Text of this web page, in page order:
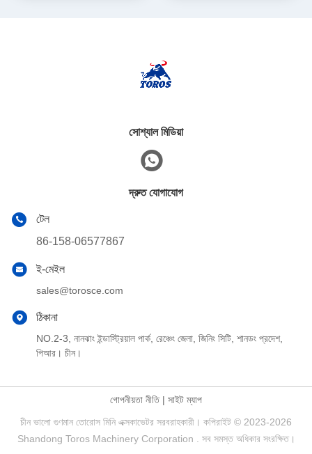
সোশ্যাল মিডিয়া
দ্রুত যোগাযোগ
টেল
86-158-06577867
ই-মেইল
sales@torosce.com
ঠিকানা
NO.2-3, নানঝাং ইন্ডাস্ট্রিয়াল পার্ক, রেঞ্চেং জেলা, জিনিং সিটি, শানডং প্রদেশ,
পিআর। চীন।
গোপনীয়তা নীতি| সাইট ম্যাপ
চীন ভালো গুণমান তোরোস মিনি এক্সকাভেটর সরবরাহকারী। কপিরাইট © 2023-2026
Shandong Toros Machinery Corporation . সব সমস্ত অধিকার সংরক্ষিত।